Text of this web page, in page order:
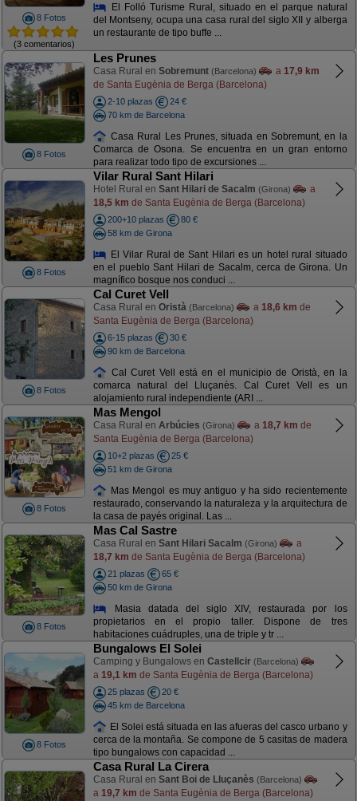
8 Fotos
(3 comentarios)
El Folló Turisme Rural, situado en el parque natural
del Montseny, ocupa una casa rural del siglo XII y alberga
un restaurante de tipo buffe ...
8 Fotos
Les Prunes
Casa Rural en Sobremunt (Barcelona) a 17,9 km
de Santa Eugènia de Berga (Barcelona)
2-10 plazas
24 €
70 km de Barcelona
Casa Rural Les Prunes, situada en Sobremunt, en la
Comarca de Osona. Se encuentra en un gran entorno
para realizar todo tipo de excursiones ...
8 Fotos
Vilar Rural Sant Hilari
Hotel Rural en Sant Hilari de Sacalm (Girona)
a
18,5 km de Santa Eugènia de Berga (Barcelona)
200+10 plazas
80 €
58 km de Girona
El Vilar Rural de Sant Hilari es un hotel rural situado
en el pueblo Sant Hilari de Sacalm, cerca de Girona. Un
magnífico bosque nos conduci ...
8 Fotos
Cal Curet Vell
Casa Rural en Oristà (Barcelona) a 18,6 km de
Santa Eugènia de Berga (Barcelona)
6-15 plazas
30 €
90 km de Barcelona
Cal Curet Vell está en el municipio de Oristà, en la
comarca natural del Lluçanès. Cal Curet Vell es un
alojamiento rural independiente (ARI ...
8 Fotos
Mas Mengol
Casa Rural en Arbúcies (Girona) a 18,7 km de
Santa Eugènia de Berga (Barcelona)
10+2 plazas
25 €
51 km de Girona
Mas Mengol es muy antiguo y ha sido recientemente
restaurado, conservando la naturaleza y la arquitectura de
la casa de payés original. Las ...
8 Fotos
Mas Cal Sastre
Casa Rural en Sant Hilari Sacalm (Girona)
a
18,7 km de Santa Eugènia de Berga (Barcelona)
21 plazas
65 €
50 km de Girona
Masia datada del siglo XIV, restaurada por los
propietarios en el propio taller. Dispone de tres
habitaciones cuádruples, una de triple y tr ...
8 Fotos
Bungalows El Solei
Camping y Bungalows en Castellcir (Barcelona)
a 19,1 km de Santa Eugènia de Berga (Barcelona)
25 plazas
20 €
45 km de Barcelona
El Solei está situada en las afueras del casco urbano y
cerca de la montaña. Se compone de 5 casitas de madera
tipo bungalows con capacidad ...
Casa Rural La Cirera
Casa Rural en Sant Boi de Lluçanès (Barcelona)
a 19,7 km de Santa Eugènia de Berga (Barcelona)